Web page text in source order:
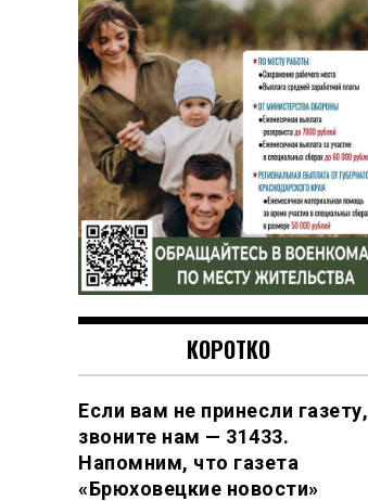
КОРОТКО
Если вам не принесли газету,
звоните нам — 31433.
Напомним, что газета
«Брюховецкие новости»